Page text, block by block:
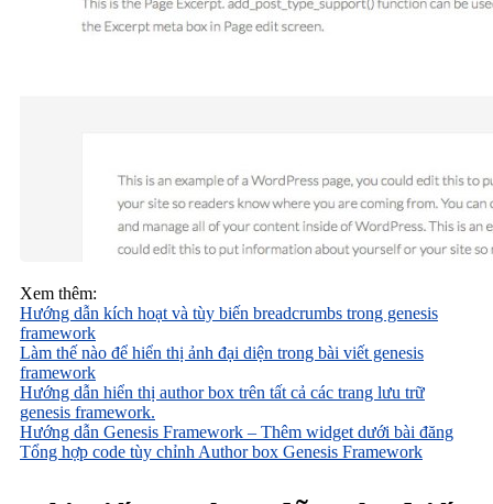
Xem thêm:
Hướng dẫn kích hoạt và tùy biến breadcrumbs trong genesis
framework
Làm thế nào để hiển thị ảnh đại diện trong bài viết genesis
framework
Hướng dẫn hiển thị author box trên tất cả các trang lưu trữ
genesis framework.
Hướng dẫn Genesis Framework – Thêm widget dưới bài đăng
Tổng hợp code tùy chỉnh Author box Genesis Framework